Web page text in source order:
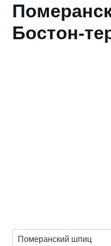
Бостон-
Померанский шпиц